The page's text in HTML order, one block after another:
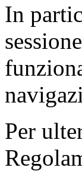
In
Per